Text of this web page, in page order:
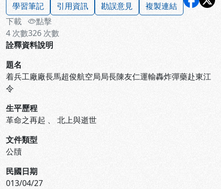
學習筆記 引用資訊 勘誤意見
複製連結
下載
4 次數
點擊
326 次數
詮釋資料說明
題名
着兵工廠廠長馬超俊航空局局長陳友仁運輸轟炸彈藥赴東江
令
生平歷程
革命之再起 、 北上與逝世
文件類型
公牘
民國日期
013/04/27